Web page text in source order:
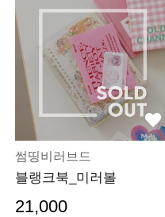
썸띵비러브드
블랭크북_미러볼
21,000